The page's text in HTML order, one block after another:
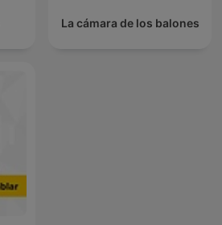
La cámara de los balones